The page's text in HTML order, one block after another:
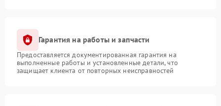
Гарантия на работы и запчасти
Предоставляется документированная гарантия на
выполненные работы и установленные детали, что
защищает клиента от повторных неисправностей